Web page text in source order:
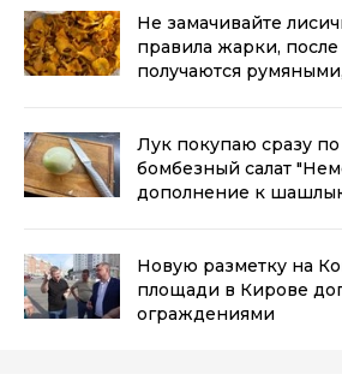
Не замачивайте
правила жарки,
получаются
Лук покупаю сразу
бомбезный салат
дополнение к
Новую разметку на
площади в Кирове
ограждениями